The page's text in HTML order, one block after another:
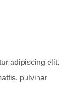
adipiscing elit.
pulvinar